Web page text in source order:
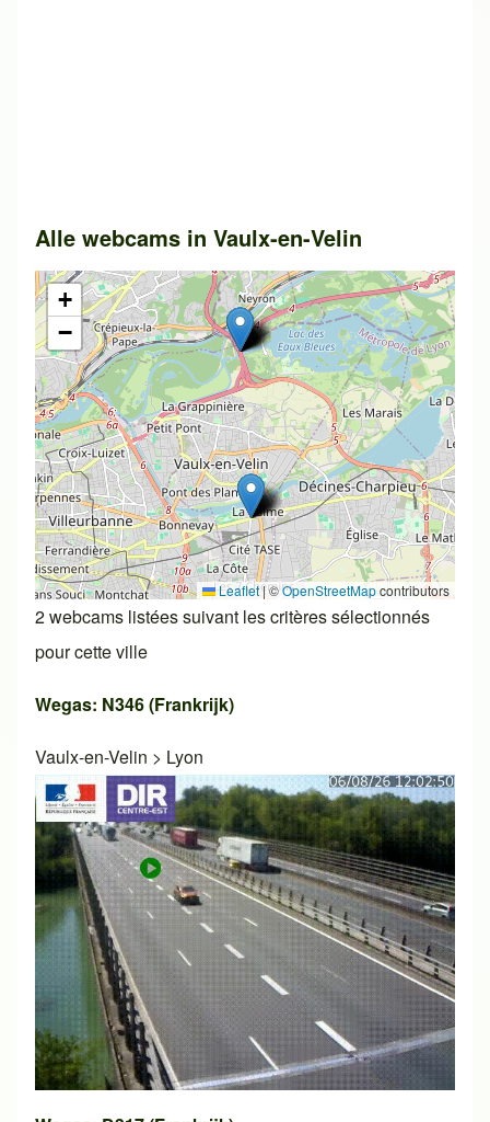
Alle webcams in Vaulx-en-Velin
+
−
Leaflet|©OpenStreetMapcontributors
2 webcams listées suivant les critères sélectionnés
pour cette ville
Wegas: N346 (Frankrijk)
Vaulx-en-Velin > Lyon